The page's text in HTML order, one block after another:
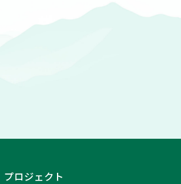
プロジェクト